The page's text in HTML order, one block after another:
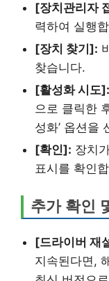
[장치관리자
력하여 실행
[장치 찾기]:
찾습니다.
[활성화 시도]:
으로 클릭한
성화’ 옵션을
[확인]: 장치
표시를 확인
추가 확인
[드라이버 재
지속된다면,